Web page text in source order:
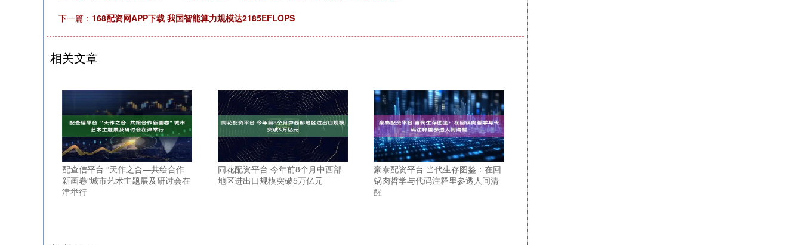
下一篇： 168配资网APP下载 我国智能算力规模达2185EFLOPS
相关文章
配查信平台 “天作之合—共绘合作
新画卷”城市艺术主题展及研讨会在
津举行
同花配资平台 今年前8个月中西部
地区进出口规模突破5万亿元
豪泰配资平台 当代生存图鉴：在回
锅肉哲学与代码注释里参透人间清
醒